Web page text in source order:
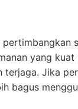
pertimbangkan
yang
terjaga. Jika
bagus